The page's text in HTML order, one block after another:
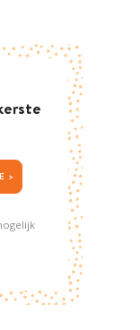
JOUW NIEUWSBRIEFKEUZE >